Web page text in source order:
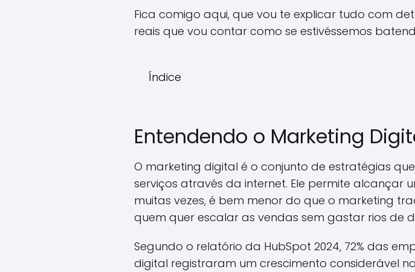
Fica comigo aqui, que vou te explicar tudo com
reais que vou contar como se estivéssemos
Índice
Entendendo o Marketing
O marketing digital é o conjunto de estratégias
serviços através da internet. Ele permite alcançar
muitas vezes, é bem menor do que o marketing
quem quer escalar as vendas sem gastar rios de
Segundo o relatório da HubSpot 2024, 72% das
digital registraram um crescimento considerável